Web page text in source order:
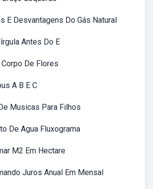
E Desvantagens Do Gás Natural
Antes Do E
De Flores
A B E C
Musicas Para Filhos
De Agua Fluxograma
M2 Em Hectare
Juros Anual Em Mensal